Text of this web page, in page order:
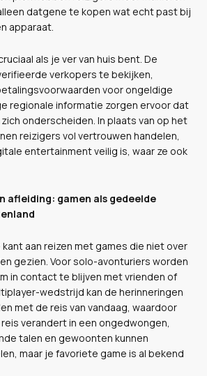
datgene te kopen wat echt past bij
apparaat.
als je ver van huis bent. De
verkopers te bekijken,
voor ongeldige
regionale informatie zorgen ervoor dat
onderscheiden. In plaats van op het
reizigers vol vertrouwen handelen,
entertainment veilig is, waar ze ook
afleiding: gamen als gedeelde
aan reizen met games die niet over
gezien. Voor solo-avonturiers worden
in contact te blijven met vrienden of
wedstrijd kan de herinneringen
met de reis van vandaag, waardoor
verandert in een ongedwongen,
talen en gewoonten kunnen
maar je favoriete game is al bekend